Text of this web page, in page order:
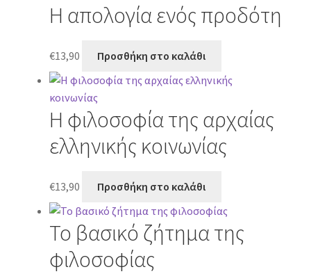
Η απολογία ενός προδότη
€13,90 Προσθήκη στο καλάθι
Η φιλοσοφία της αρχαίας
ελληνικής κοινωνίας
€13,90 Προσθήκη στο καλάθι
Το βασικό ζήτημα της
φιλοσοφίας